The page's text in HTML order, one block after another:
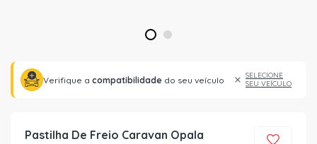
1 2
Verifique a compatibilidade do seu veículo
SELECIONE
SEU VEÍCULO
Pastilha De Freio Caravan Opala